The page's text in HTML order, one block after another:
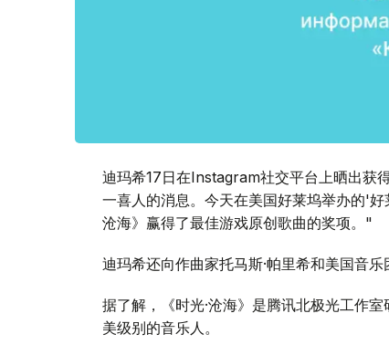
迪玛希17日在Instagram社交平台上晒出获
一喜人的消息。今天在美国好莱坞举办的'
沧海》赢得了最佳游戏原创歌曲的奖项。"
迪玛希还向作曲家托马斯·帕里希和美国音乐
据了解，《时光·沧海》是腾讯北极光工作
美级别的音乐人。